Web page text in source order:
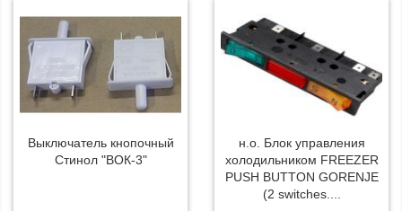
Выключатель кнопочный
Стинол "ВОК-3"
н.о. Блок управления
холодильником FREEZER
PUSH BUTTON GORENJE
(2 switches....